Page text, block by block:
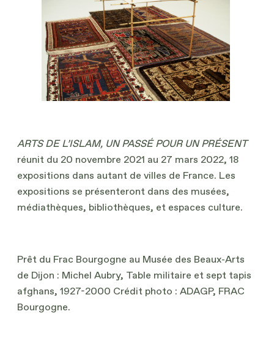
ARTS DE L’ISLAM, UN PASSÉ POUR UN PRÉSENT
réunit du 20 novembre 2021 au 27 mars 2022, 18
expositions dans autant de villes de France. Les
expositions se présenteront dans des musées,
médiathèques, bibliothèques, et espaces culture.
Prêt du Frac Bourgogne au Musée des Beaux-Arts
de Dijon : Michel Aubry, Table militaire et sept tapis
afghans, 1927-2000 Crédit photo : ADAGP, FRAC
Bourgogne.